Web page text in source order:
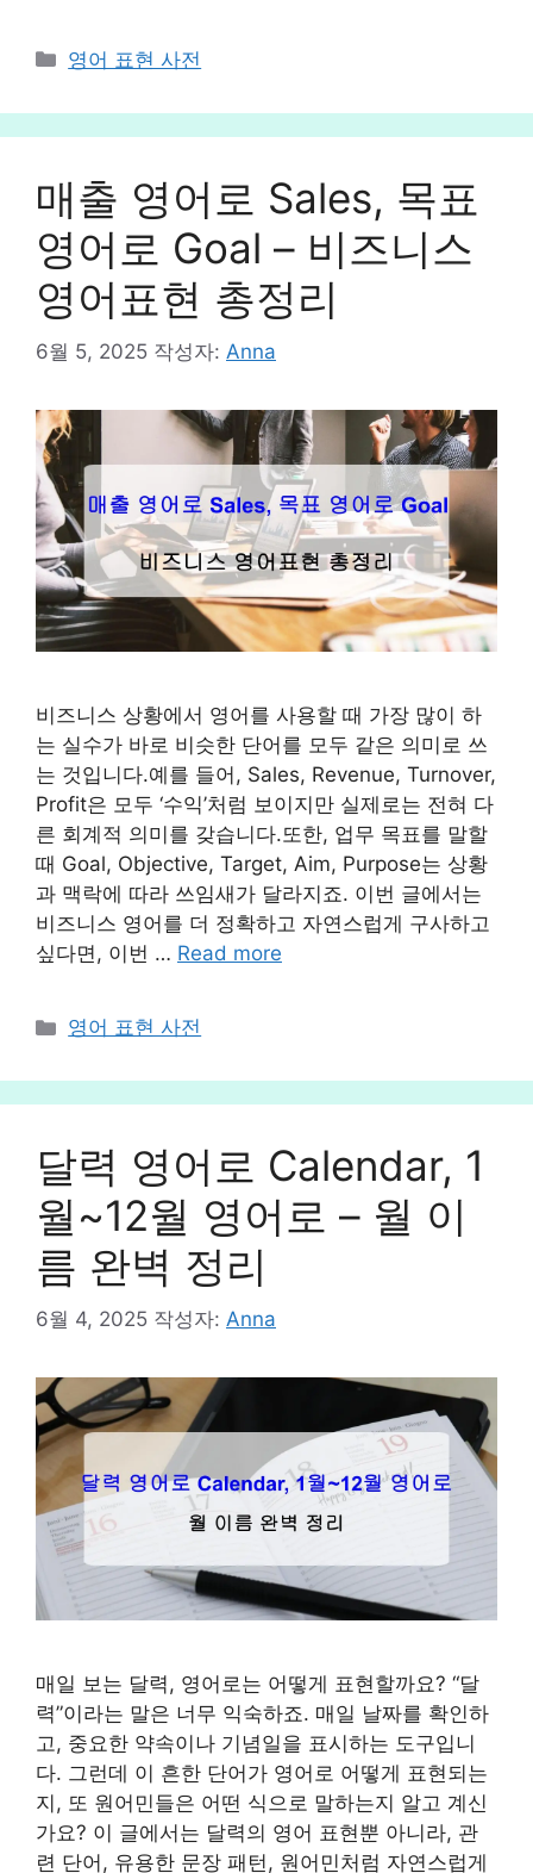
카
고
리
영어 표현 사전
매출 영어로 Sales, 목표
영어로 Goal – 비즈니스
영어표현 총정리
6월 5, 2025 작성자: Anna
비즈니스 상황에서 영어를 사용할 때 가장 많이 하
는 실수가 바로 비슷한 단어를 모두 같은 의미로 쓰
는 것입니다.예를 들어, Sales, Revenue, Turnover,
Profit은 모두 ‘수익’처럼 보이지만 실제로는 전혀 다
른 회계적 의미를 갖습니다.또한, 업무 목표를 말할
때 Goal, Objective, Target, Aim, Purpose는 상황
과 맥락에 따라 쓰임새가 달라지죠. 이번 글에서는
비즈니스 영어를 더 정확하고 자연스럽게 구사하고
싶다면, 이번 … Read more
카
고
리
영어 표현 사전
달력 영어로 Calendar, 1
월~12월 영어로 – 월 이
름 완벽 정리
6월 4, 2025 작성자: Anna
매일 보는 달력, 영어로는 어떻게 표현할까요? “달
력”이라는 말은 너무 익숙하죠. 매일 날짜를 확인하
고, 중요한 약속이나 기념일을 표시하는 도구입니
다. 그런데 이 흔한 단어가 영어로 어떻게 표현되는
지, 또 원어민들은 어떤 식으로 말하는지 알고 계신
가요? 이 글에서는 달력의 영어 표현뿐 아니라, 관
련 단어, 유용한 문장 패턴, 원어민처럼 자연스럽게